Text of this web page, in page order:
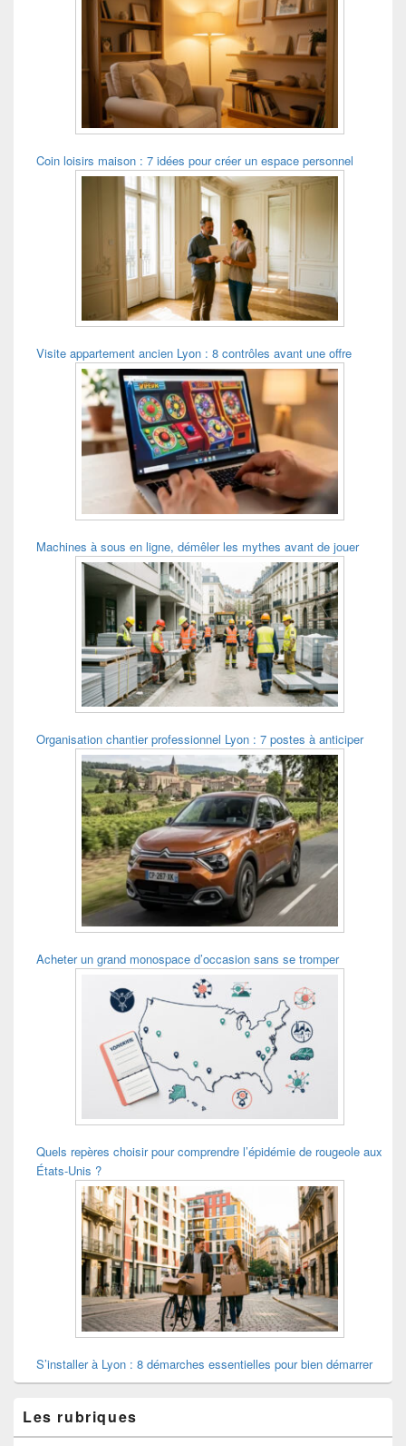
Coin loisirs maison : 7 idées pour créer un espace personnel
Visite appartement ancien Lyon : 8 contrôles avant une offre
Machines à sous en ligne, démêler les mythes avant de jouer
Organisation chantier professionnel Lyon : 7 postes à anticiper
Acheter un grand monospace d’occasion sans se tromper
Quels repères choisir pour comprendre l’épidémie de rougeole aux
États-Unis ?
S’installer à Lyon : 8 démarches essentielles pour bien démarrer
Les rubriques